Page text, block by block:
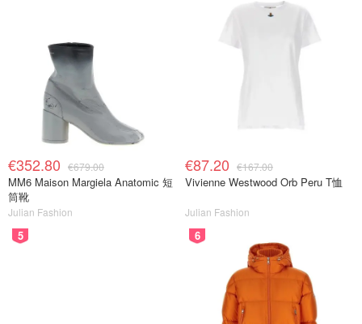
€352.80 €679.00
MM6 Maison Margiela Anatomic 短
筒靴
Julian Fashion
€87.20 €167.00
Vivienne Westwood Orb Peru T恤
Julian Fashion
5 6